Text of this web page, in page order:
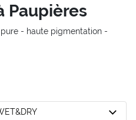
Paupières
- haute pigmentation -